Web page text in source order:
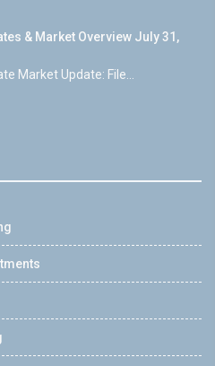
& Market Overview July 31,
Market Update: File...